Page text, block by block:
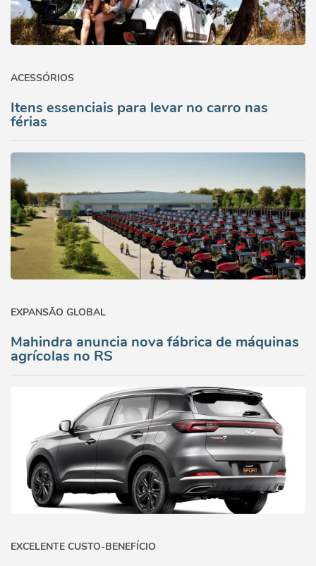
ACESSÓRIOS
Itens essenciais para levar no carro nas
férias
EXPANSÃO GLOBAL
Mahindra anuncia nova fábrica de máquinas
agrícolas no RS
EXCELENTE CUSTO-BENEFÍCIO